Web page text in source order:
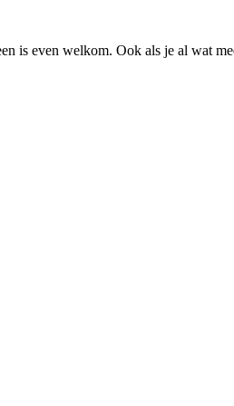
is even welkom. Ook als je al wat